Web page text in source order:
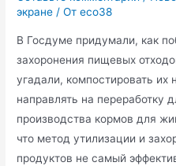
экране / От eco38
В Госдуме придумали, как
захоронения пищевых
угадали, компостировать их
направлять на переработку
производства кормов для
что метод утилизации и
продуктов не самый